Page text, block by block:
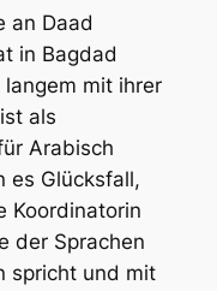
an Daad
in Bagdad
mit ihrer
als
Arabisch
es Glücksfall,
Koordinatorin
der Sprachen
spricht und mit